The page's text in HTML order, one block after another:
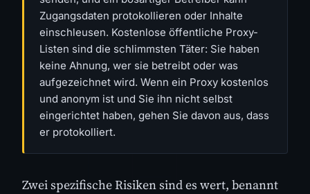
Zugangsdaten protokollieren oder Inhalte
einschleusen. Kostenlose öffentliche Proxy-
Listen sind die schlimmsten Täter: Sie haben
keine Ahnung, wer sie betreibt oder was
aufgezeichnet wird. Wenn ein Proxy kostenlos
und anonym ist und Sie ihn nicht selbst
eingerichtet haben, gehen Sie davon aus, dass
er protokolliert.
Zwei spezifische Risiken sind es wert, benannt